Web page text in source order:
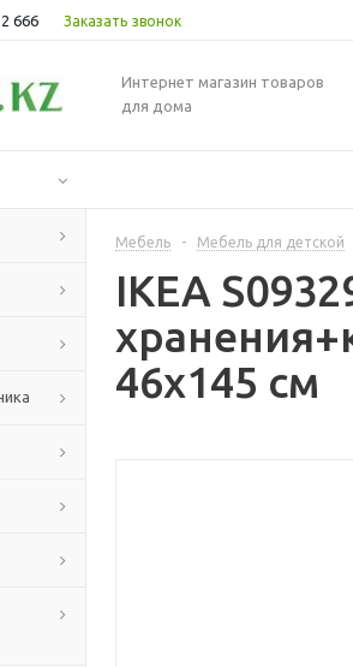
666 Заказать звонок
Интернет магазин товаров
для дома
Мебель - Мебель для детской
IKEA
46x145 см